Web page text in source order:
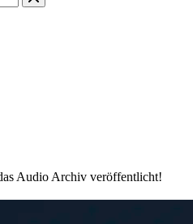
Audio Archiv veröffentlicht!